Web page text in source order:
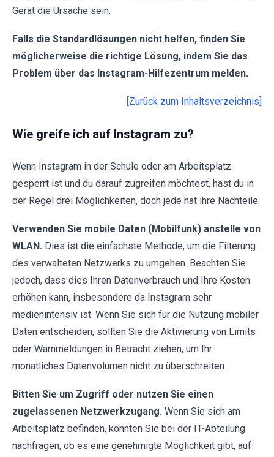
Gerät die Ursache sein.
Falls die Standardlösungen nicht helfen, finden Sie
möglicherweise die richtige Lösung, indem Sie das
Problem über das Instagram-Hilfezentrum melden.
[Zurück zum Inhaltsverzeichnis]
Wie greife ich auf Instagram zu?
Wenn Instagram in der Schule oder am Arbeitsplatz
gesperrt ist und du darauf zugreifen möchtest, hast du in
der Regel drei Möglichkeiten, doch jede hat ihre Nachteile.
Verwenden Sie mobile Daten (Mobilfunk) anstelle von
WLAN. Dies ist die einfachste Methode, um die Filterung
des verwalteten Netzwerks zu umgehen. Beachten Sie
jedoch, dass dies Ihren Datenverbrauch und Ihre Kosten
erhöhen kann, insbesondere da Instagram sehr
medienintensiv ist. Wenn Sie sich für die Nutzung mobiler
Daten entscheiden, sollten Sie die Aktivierung von Limits
oder Warnmeldungen in Betracht ziehen, um Ihr
monatliches Datenvolumen nicht zu überschreiten.
Bitten Sie um Zugriff oder nutzen Sie einen
zugelassenen Netzwerkzugang. Wenn Sie sich am
Arbeitsplatz befinden, könnten Sie bei der IT-Abteilung
nachfragen, ob es eine genehmigte Möglichkeit gibt, auf